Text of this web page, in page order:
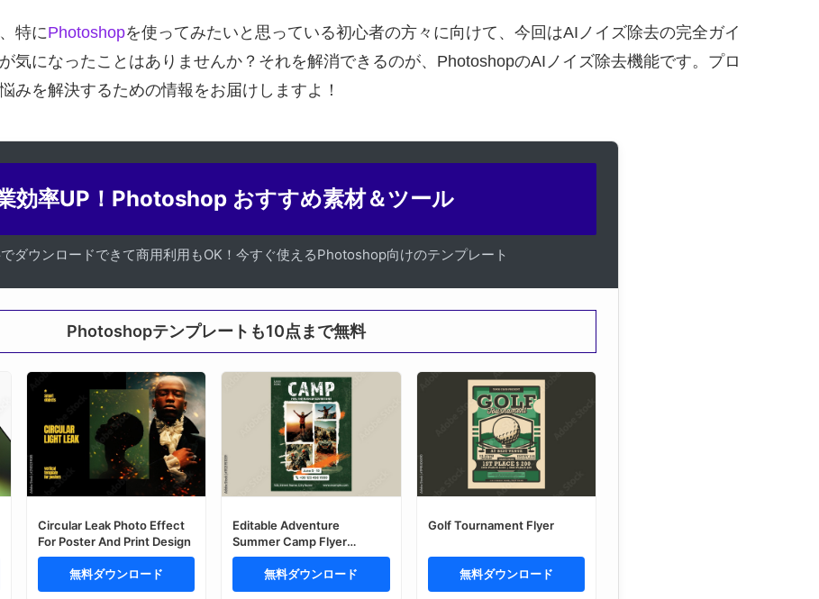
特にPhotoshopを使ってみたいと思っている初心者の方々に向けて、今回はAIノイズ除去の完全ガイ
気になったことはありませんか？それを解消できるのが、PhotoshopのAIノイズ除去機能です。プロ
みを解決するための情報をお届けしますよ！
効率UP！Photoshop おすすめ素材＆ツール
ダウンロードできて商用利用もOK！今すぐ使えるPhotoshop向けのテンプレート
Photoshopテンプレートも10点まで無料
Circular Leak Photo Effect
For Poster And Print Design
無料ダウンロード
Editable Adventure
Summer Camp Flyer
Template Design with
Photo Collage for Outdoor
Activity Event Promotion.
無料ダウンロード
Golf Tournament Flyer
無料ダウンロード